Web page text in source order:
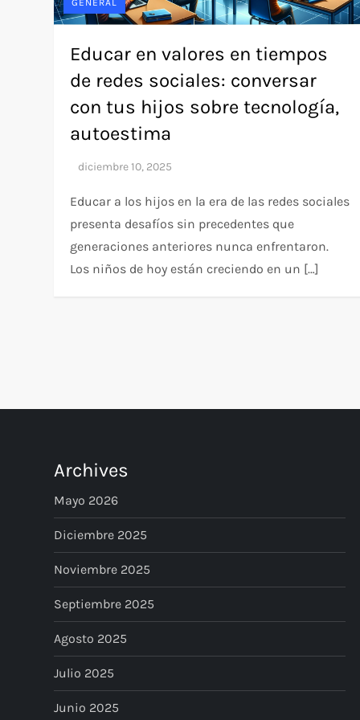
GENERAL
Educar en valores en tiempos
de redes sociales: conversar
con tus hijos sobre tecnología,
autoestima
Educar a los hijos en la era de las redes sociales
presenta desafíos sin precedentes que
generaciones anteriores nunca enfrentaron.
Los niños de hoy están creciendo en un […]
i
n
a
c
i
ó
n
Archives
Mayo 2026
Diciembre 2025
Noviembre 2025
Septiembre 2025
Agosto 2025
Julio 2025
Junio 2025